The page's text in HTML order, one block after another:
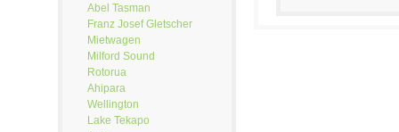
Abel Tasman
Franz Josef Gletscher
Mietwagen
Milford Sound
Rotorua
Ahipara
Wellington
Lake Tekapo